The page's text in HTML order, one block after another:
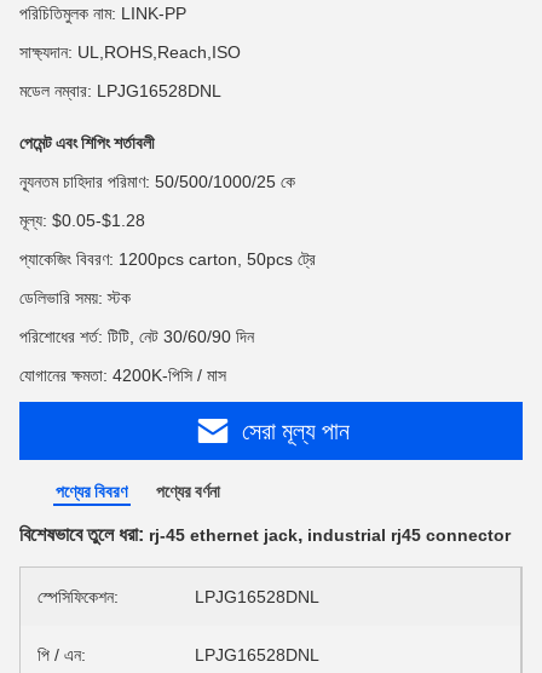
পরিচিতিমুলক নাম: LINK-PP
সাক্ষ্যদান: UL,ROHS,Reach,ISO
মডেল নম্বার: LPJG16528DNL
পেমেন্ট এবং শিপিং শর্তাবলী
ন্যূনতম চাহিদার পরিমাণ: 50/500/1000/25 কে
মূল্য: $0.05-$1.28
প্যাকেজিং বিবরণ: 1200pcs carton, 50pcs ট্রে
ডেলিভারি সময়: স্টক
পরিশোধের শর্ত: টিটি, নেট 30/60/90 দিন
যোগানের ক্ষমতা: 4200K-পিসি / মাস
সেরা মূল্য পান
পণ্যের বিবরণ পণ্যের বর্ণনা
বিশেষভাবে তুলে ধরা: rj-45 ethernet jack, industrial rj45 connector
স্পেসিফিকেশন: LPJG16528DNL
পি / এন: LPJG16528DNL